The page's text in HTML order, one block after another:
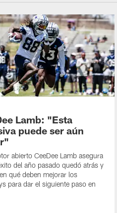
Lamb: "Esta
puede ser aún
abierto CeeDee Lamb asegura
del año pasado quedó atrás y
qué deben mejorar los
para dar el siguiente paso en